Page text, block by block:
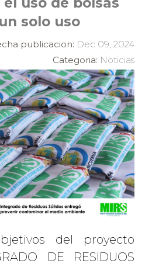
solo uso
publicacion: Dec 09, 2024
Categoria: Noticias
del proyecto
DE RESIDUOS